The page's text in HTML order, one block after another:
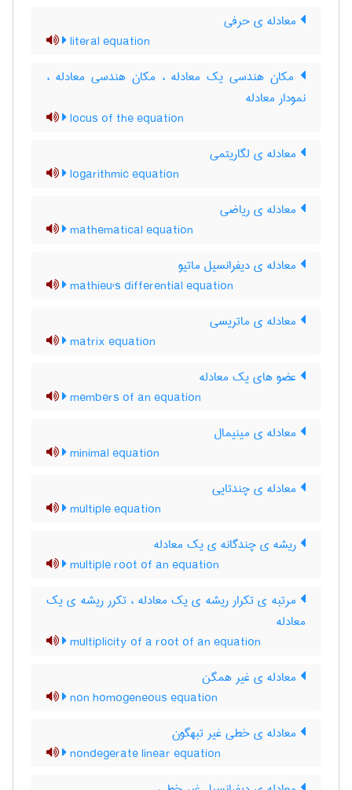
معادله ی حرفی
literal equation
مکان هندسی یک معادله ، مکان هندسی معادله ،
نمودار معادله
locus of the equation
معادله ی لگاریتمی
logarithmic equation
معادله ی ریاضی
mathematical equation
معادله ی دیفرانسیل ماتیو
mathieu's differential equation
معادله ی ماتریسی
matrix equation
عضو های یک معادله
members of an equation
معادله ی مینیمال
minimal equation
معادله ی چندتایی
multiple equation
ریشه ی چندگانه ی یک معادله
multiple root of an equation
مرتبه ی تکرار ریشه ی یک معادله ، تکرر ریشه ی یک
معادله
multiplicity of a root of an equation
معادله ی غیر همگن
non homogeneous equation
معادله ی خطی غیر تبهگون
nondegerate linear equation